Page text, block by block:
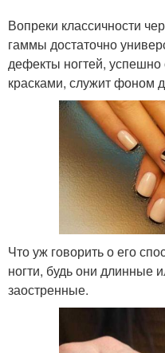
Вопреки классичности
гаммы достаточно
дефекты ногтей,
красками, служит фоном
Что уж говорить о его
ногти, будь они длинные
заостренные.